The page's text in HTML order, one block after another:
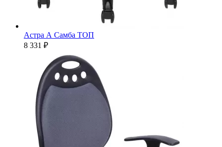
Астра А Самба ТОП
8 331 ₽